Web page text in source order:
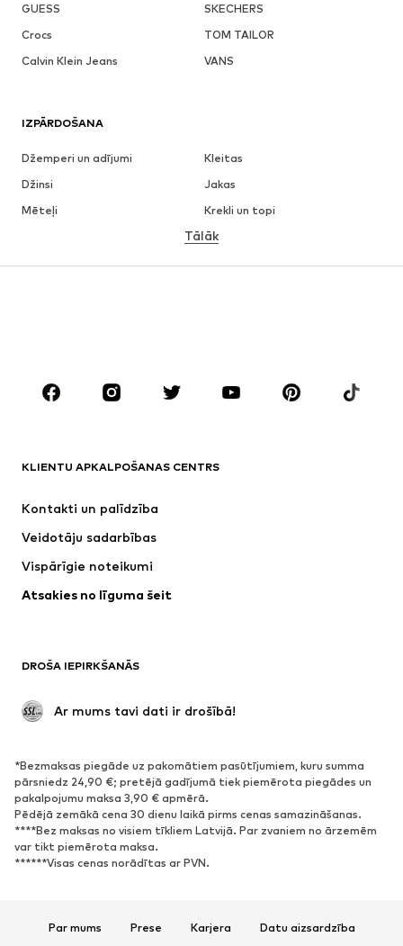
GUESS
SKECHERS
Crocs
TOM TAILOR
Calvin Klein Jeans
VANS
IZPĀRDOŠANA
Džemperi un adījumi
Kleitas
Džinsi
Jakas
Mēteļi
Krekli un topi
Apakšveļa
Aksesuāri
Premium
Jaunumi
Šobrīd populāri
Apakšveļa
Mēteļi
Svinības
Ekskluzīvi
APAVI
Jaunumi
Šobrīd populāri
Brīvā laika apavi
Puszābaki
Augstpapēžu apavi
Zābaki
Atvērti apavi
Mājas apavi
Tālāk
KLIENTU APKALPOŠANAS CENTRS
Kontakti un palīdzība
Veidotāju sadarbības
Vispārīgie noteikumi
Atsakies no līguma šeit
DROŠA IEPIRKŠANĀS
Ar mums tavi dati ir drošībā!
*Bezmaksas piegāde uz pakomātiem pasūtījumiem, kuru summa
pārsniedz 24,90 €; pretējā gadījumā tiek piemērota piegādes un
pakalpojumu maksa 3,90 € apmērā.
Pēdējā zemākā cena 30 dienu laikā pirms cenas samazināšanas.
****Bez maksas no visiem tīkliem Latvijā. Par zvaniem no ārzemēm
var tikt piemērota maksa.
******Visas cenas norādītas ar PVN.
Par mums Prese Karjera Datu aizsardzība